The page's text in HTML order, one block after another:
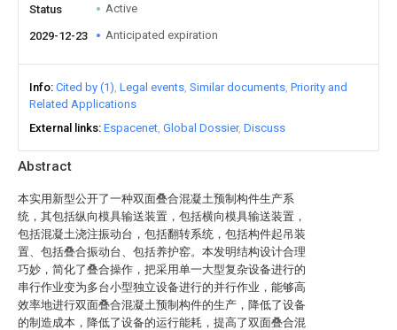
Abstract
本实用新型公开了一种双面叠合混凝土预制构件生产系
统，其包括纵向模具输送装置，包括横向模具输送装置，
包括混凝土浇注振动台，包括翻转系统，包括构件起吊装
置、包括叠合振动台、包括养护窑。本发明结构设计合理
巧妙，简化了叠合操作，把采用单一大型复杂设备进行的
串行作业变为多台小型独立设备进行的并行作业，能够高
效率地进行双面叠合混凝土预制构件的生产，降低了设备
的制造成本，降低了设备的运行能耗，提高了双面叠合混
Status Active
2029-12-23 Anticipated expiration
Info Cited by (1) Legal events Similar documents Priority and
Related Applications
External links Espacenet Global Dossier Discuss